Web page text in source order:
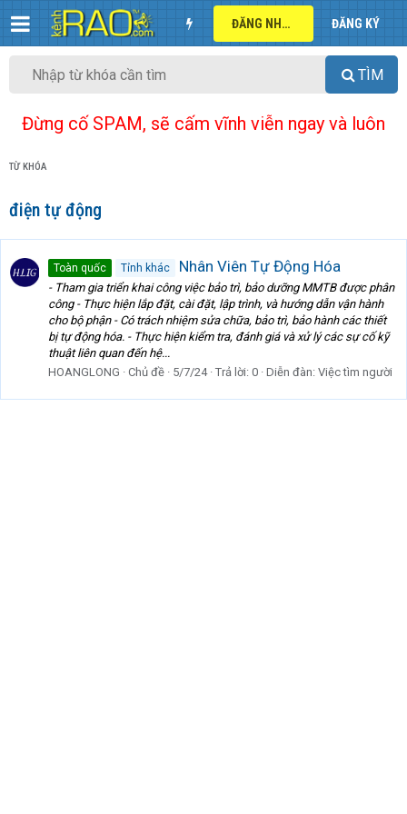
ĐĂNG NHẬP ĐĂNG KÝ
TÌM
Đừng cố SPAM, sẽ cấm vĩnh viễn ngay và luôn
TỪ KHÓA
điện tự động
Toàn quốc Tỉnh khác Nhân Viên Tự Động Hóa
- Tham gia triển khai công việc bảo trì, bảo dưỡng MMTB được phân
công - Thực hiện lắp đặt, cài đặt, lập trình, và hướng dẫn vận hành
cho bộ phận - Có trách nhiệm sửa chữa, bảo trì, bảo hành các thiết
bị tự động hóa. - Thực hiện kiểm tra, đánh giá và xử lý các sự cố kỹ
thuật liên quan đến hệ...
HOANGLONG
Chủ đề 5/7/24 Trả lời: 0 Diễn đàn: Việc tìm người